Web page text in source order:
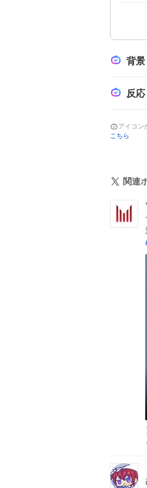
背景
反応
アイコン
こちら
関連